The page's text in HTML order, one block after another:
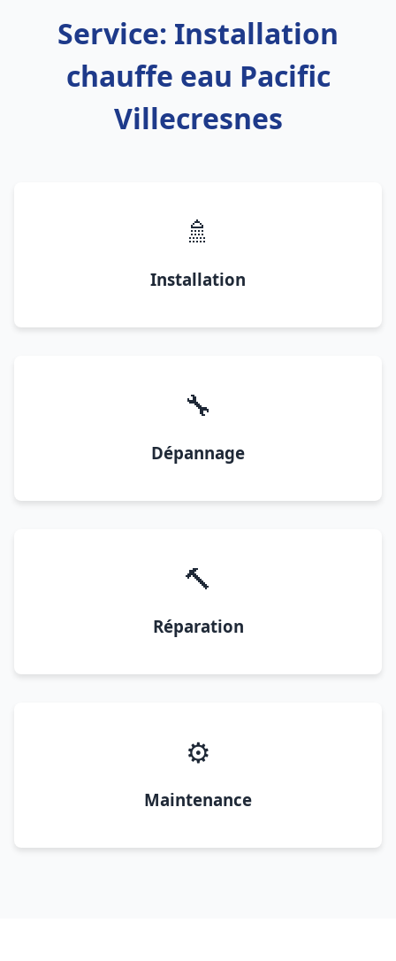
Service: Installation
chauffe eau Pacific
Villecresnes
🚿
Installation
🔧
Dépannage
🔨
Réparation
⚙️
Maintenance